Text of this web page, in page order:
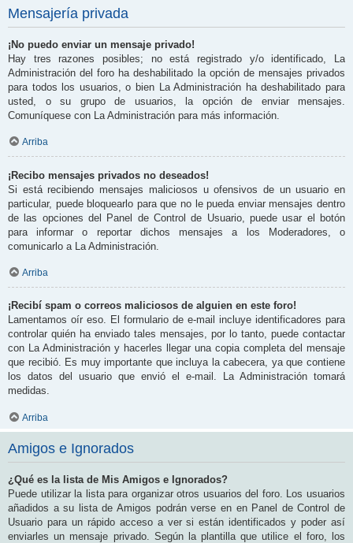
Mensajería privada
¡No puedo enviar un mensaje privado!
Hay tres razones posibles; no está registrado y/o identificado, La
Administración del foro ha deshabilitado la opción de mensajes privados
para todos los usuarios, o bien La Administración ha deshabilitado para
usted, o su grupo de usuarios, la opción de enviar mensajes.
Comuníquese con La Administración para más información.
Arriba
¡Recibo mensajes privados no deseados!
Si está recibiendo mensajes maliciosos u ofensivos de un usuario en
particular, puede bloquearlo para que no le pueda enviar mensajes dentro
de las opciones del Panel de Control de Usuario, puede usar el botón
para informar o reportar dichos mensajes a los Moderadores, o
comunicarlo a La Administración.
Arriba
¡Recibí spam o correos maliciosos de alguien en este foro!
Lamentamos oír eso. El formulario de e-mail incluye identificadores para
controlar quién ha enviado tales mensajes, por lo tanto, puede contactar
con La Administración y hacerles llegar una copia completa del mensaje
que recibió. Es muy importante que incluya la cabecera, ya que contiene
los datos del usuario que envió el e-mail. La Administración tomará
medidas.
Arriba
Amigos e Ignorados
¿Qué es la lista de Mis Amigos e Ignorados?
Puede utilizar la lista para organizar otros usuarios del foro. Los usuarios
añadidos a su lista de Amigos podrán verse en en Panel de Control de
Usuario para un rápido acceso a ver si están identificados y poder así
enviarles un mensaje privado. Según la plantilla que utilice el foro, los